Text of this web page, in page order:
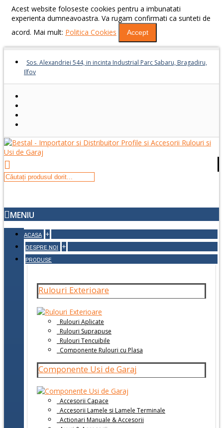
Acest website foloseste cookies pentru a imbunatati
experienta dumneavoastra. Va rugam confirmati ca sunteti de
acord. Mai mult: Politica Cookies Accept
Sos. Alexandriei 544, in incinta Industrial Parc Sabaru, Bragadiru,
Ilfov
MENIU
ACASA +
DESPRE NOI +
PRODUSE
Rulouri Exterioare
Rulouri Aplicate
Rulouri Suprapuse
Rulouri Tencuibile
Componente Rulouri cu Plasa
Componente Usi de Garaj
Accesorii Capace
Accesorii Lamele si Lamele Terminale
Actionari Manuale & Accesorii